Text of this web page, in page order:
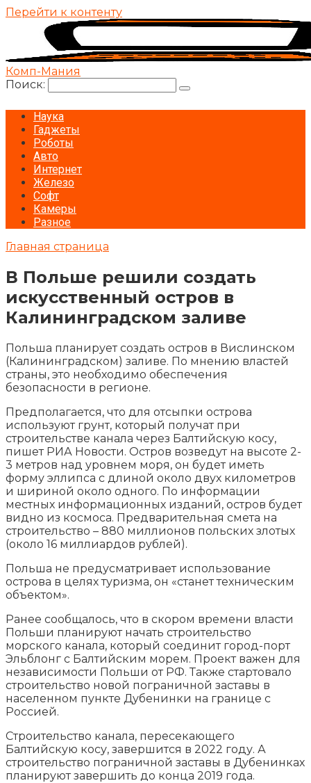
Перейти к контенту
Комп-Мания
Поиск:
Наука
Гаджеты
Роботы
Авто
Интернет
Железо
Софт
Камеры
Разное
Главная страница
В Польше решили создать
искусственный остров в
Калининградском заливе
Польша планирует создать остров в Вислинском
(Калининградском) заливе. По мнению властей
страны, это необходимо обеспечения
безопасности в регионе.
Предполагается, что для отсыпки острова
используют грунт, который получат при
строительстве канала через Балтийскую косу,
пишет РИА Новости. Остров возведут на высоте 2-
3 метров над уровнем моря, он будет иметь
форму эллипса с длиной около двух километров
и шириной около одного. По информации
местных информационных изданий, остров будет
видно из космоса. Предварительная смета на
строительство – 880 миллионов польских злотых
(около 16 миллиардов рублей).
Польша не предусматривает использование
острова в целях туризма, он «станет техническим
объектом».
Ранее сообщалось, что в скором времени власти
Польши планируют начать строительство
морского канала, который соединит город-порт
Эльблонг с Балтийским морем. Проект важен для
независимости Польши от РФ. Также стартовало
строительство новой пограничной заставы в
населенном пункте Дубенинки на границе с
Россией.
Строительство канала, пересекающего
Балтийскую косу, завершится в 2022 году. А
строительство пограничной заставы в Дубенинках
планируют завершить до конца 2019 года.